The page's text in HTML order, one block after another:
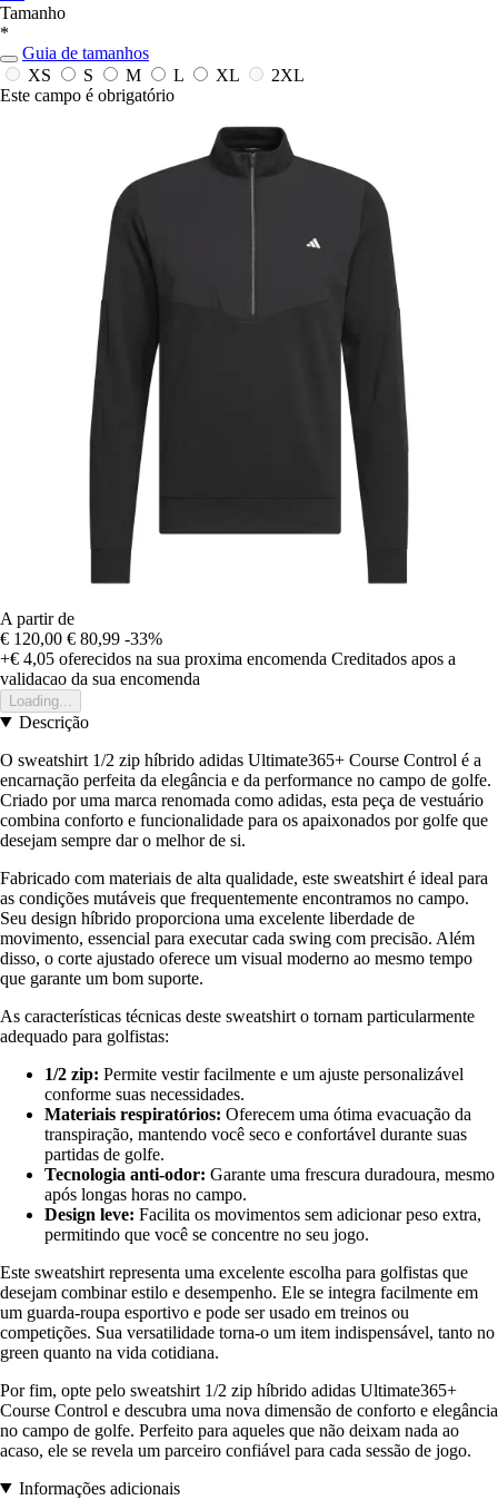
Tamanho
*
Guia de tamanhos
XS
S M L XL
2XL
Este campo é obrigatório
A partir de
€ 120,00 € 80,99 -33%
+€ 4,05 oferecidos na sua proxima encomenda Creditados apos a
validacao da sua encomenda
Loading...
Descrição
O sweatshirt 1/2 zip híbrido adidas Ultimate365+ Course Control é a
encarnação perfeita da elegância e da performance no campo de golfe.
Criado por uma marca renomada como adidas, esta peça de vestuário
combina conforto e funcionalidade para os apaixonados por golfe que
desejam sempre dar o melhor de si.
Fabricado com materiais de alta qualidade, este sweatshirt é ideal para
as condições mutáveis que frequentemente encontramos no campo.
Seu design híbrido proporciona uma excelente liberdade de
movimento, essencial para executar cada swing com precisão. Além
disso, o corte ajustado oferece um visual moderno ao mesmo tempo
que garante um bom suporte.
As características técnicas deste sweatshirt o tornam particularmente
adequado para golfistas:
1/2 zip: Permite vestir facilmente e um ajuste personalizável
conforme suas necessidades.
Materiais respiratórios: Oferecem uma ótima evacuação da
transpiração, mantendo você seco e confortável durante suas
partidas de golfe.
Tecnologia anti-odor: Garante uma frescura duradoura, mesmo
após longas horas no campo.
Design leve: Facilita os movimentos sem adicionar peso extra,
permitindo que você se concentre no seu jogo.
Este sweatshirt representa uma excelente escolha para golfistas que
desejam combinar estilo e desempenho. Ele se integra facilmente em
um guarda-roupa esportivo e pode ser usado em treinos ou
competições. Sua versatilidade torna-o um item indispensável, tanto no
green quanto na vida cotidiana.
Por fim, opte pelo sweatshirt 1/2 zip híbrido adidas Ultimate365+
Course Control e descubra uma nova dimensão de conforto e elegância
no campo de golfe. Perfeito para aqueles que não deixam nada ao
acaso, ele se revela um parceiro confiável para cada sessão de jogo.
Informações adicionais